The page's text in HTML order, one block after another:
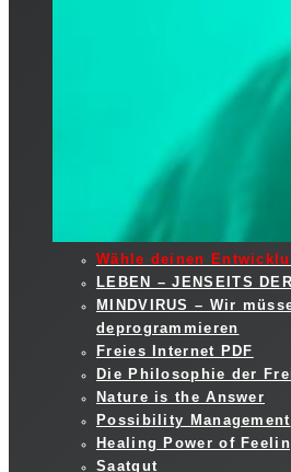
Wähle deinen
LEBEN – JENSEITS
MINDVIRUS – Wir
deprogrammieren
Freies Internet PDF
Die Philosophie der
Nature is the Answer
Possibility Management
Healing Power of
Saatgut